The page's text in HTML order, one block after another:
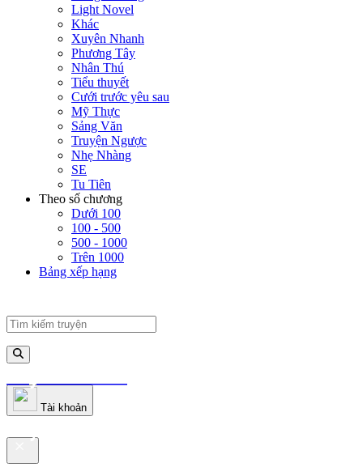
Light Novel
Khác
Xuyên Nhanh
Phương Tây
Nhân Thú
Tiểu thuyết
Cưới trước yêu sau
Mỹ Thực
Sảng Văn
Truyện Ngược
Nhẹ Nhàng
SE
Tu Tiên
Theo số chương
Dưới 100
100 - 500
500 - 1000
Trên 1000
Bảng xếp hạng
truyenfullz.com
Tài khoản
truyenfullz.com